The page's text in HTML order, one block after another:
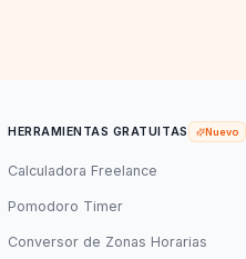
HERRAMIENTAS GRATUITAS Nuevo
Calculadora Freelance
Pomodoro Timer
Conversor de Zonas Horarias